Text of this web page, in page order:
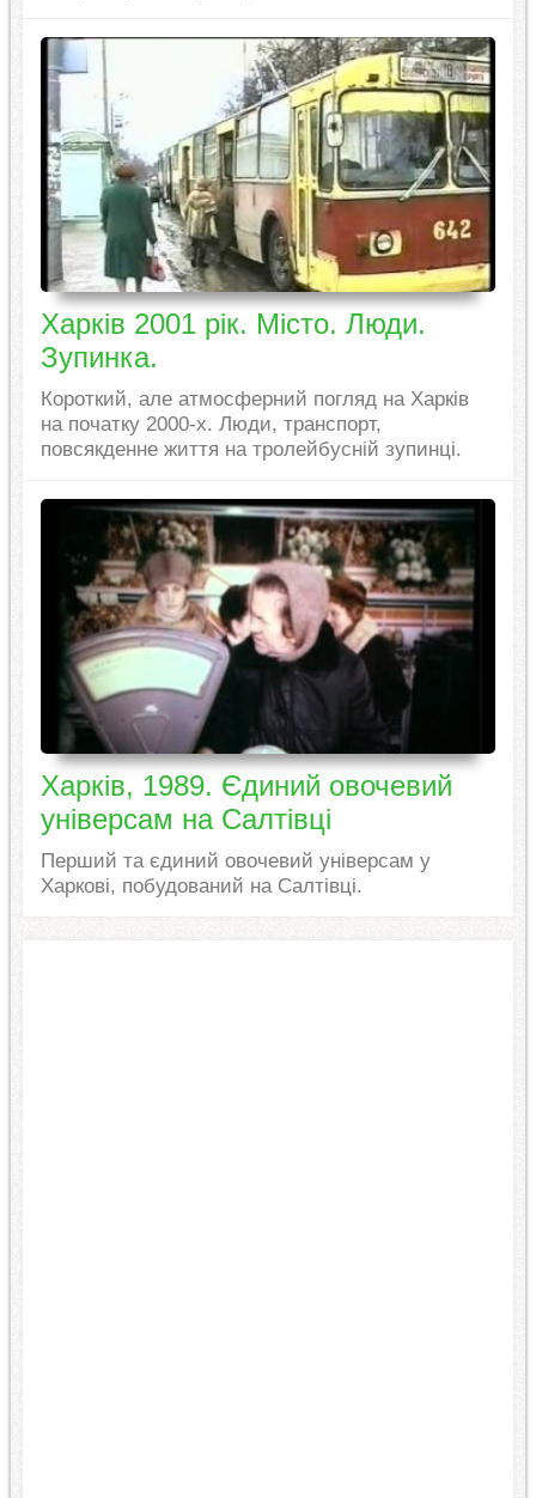
Харків 2001 рік. Місто. Люди.
Зупинка.
Короткий, але атмосферний погляд на Харків
на початку 2000-х. Люди, транспорт,
повсякденне життя на тролейбусній зупинці.
Харків, 1989. Єдиний овочевий
універсам на Салтівці
Перший та єдиний овочевий універсам у
Харкові, побудований на Салтівці.